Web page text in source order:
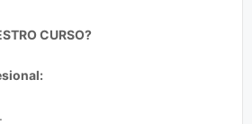
CURSO?